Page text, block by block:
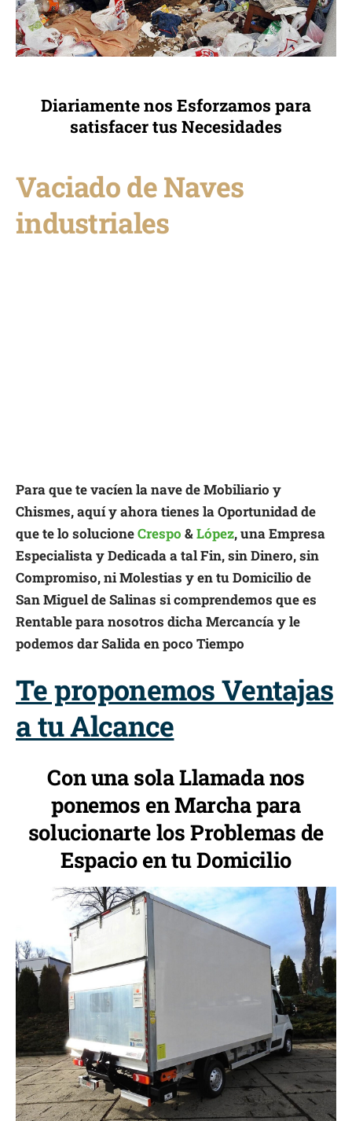
Diariamente nos Esforzamos para
satisfacer tus Necesidades
Vaciado de Naves
industriales
Para que te vacíen la nave de Mobiliario y
Chismes, aquí y ahora tienes la Oportunidad de
que te lo solucioneCrespo &López, una Empresa
Especialista y Dedicada a tal Fin, sin Dinero, sin
Compromiso, ni Molestias y en tu Domicilio de
San Miguel de Salinas si comprendemos que es
Rentable para nosotros dicha Mercancía y le
podemos dar Salida en poco Tiempo
Te proponemos Ventajas
a tu Alcance
Con una sola Llamada nos
ponemos en Marcha para
solucionarte los Problemas de
Espacio en tu Domicilio